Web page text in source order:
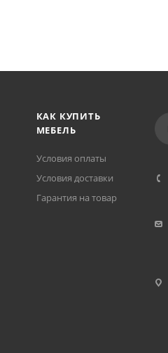
КАК КУПИТЬ
МЕБЕЛЬ
Условия оплаты
Условия доставки
Гарантия на товар